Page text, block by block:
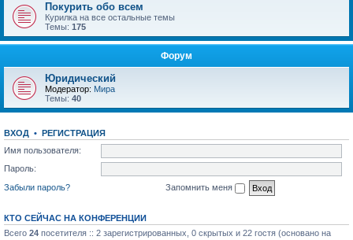
Покурить обо всем
Курилка на все остальные темы
Темы: 175
Форум
Юридический
Модератор: Мира
Темы: 40
ВХОД • РЕГИСТРАЦИЯ
Имя пользователя:
Пароль:
Забыли пароль?
Запомнить меня
КТО СЕЙЧАС НА КОНФЕРЕНЦИИ
Всего 24 посетителя :: 2 зарегистрированных, 0 скрытых и 22 гостя (основано на